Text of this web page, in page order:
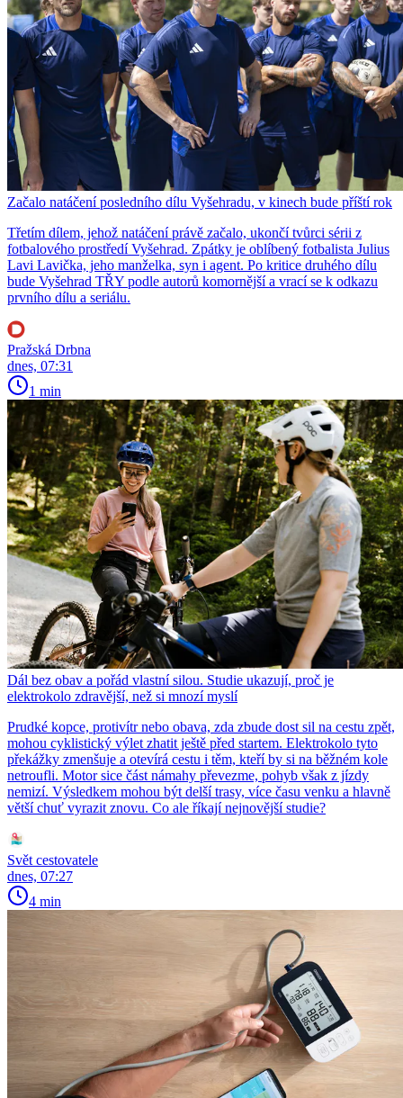
Začalo natáčení posledního dílu Vyšehradu, v kinech bude příští rok
Třetím dílem, jehož natáčení právě začalo, ukončí tvůrci sérii z
fotbalového prostředí Vyšehrad. Zpátky je oblíbený fotbalista Julius
Lavi Lavička, jeho manželka, syn i agent. Po kritice druhého dílu
bude Vyšehrad TŘY podle autorů komornější a vrací se k odkazu
prvního dílu a seriálu.
Pražská Drbna
dnes, 07:31
1 min
Dál bez obav a pořád vlastní silou. Studie ukazují, proč je
elektrokolo zdravější, než si mnozí myslí
Prudké kopce, protivítr nebo obava, zda zbude dost sil na cestu zpět,
mohou cyklistický výlet zhatit ještě před startem. Elektrokolo tyto
překážky zmenšuje a otevírá cestu i těm, kteří by si na běžném kole
netroufli. Motor sice část námahy převezme, pohyb však z jízdy
nemizí. Výsledkem mohou být delší trasy, více času venku a hlavně
větší chuť vyrazit znovu. Co ale říkají nejnovější studie?
Svět cestovatele
dnes, 07:27
4 min